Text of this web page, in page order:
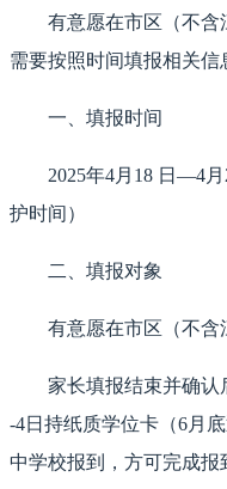
有意愿在市区（不含
需要按照时间填报相关信
一、填报时间
2025年4月18 日—4月
护时间）
二、填报对象
有意愿在市区（不含
家长填报结束并确认
-4日持纸质学位卡（6月
中学校报到，方可完成报